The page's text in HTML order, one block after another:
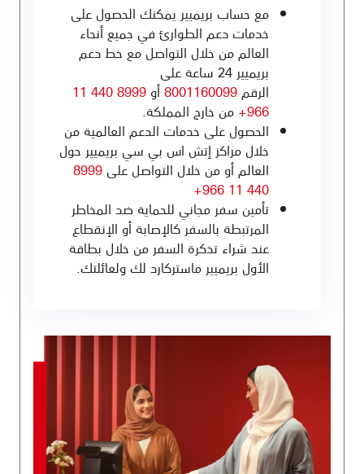
مع حساب بريميير يمكنك الحصول على
خدمات دعم الطوارئ في جميع أنحاء
العالم من خلال التواصل مع خط دعم
بريميير 24 ساعة على
الرقم8001160099أو
8999 440 11
966+ من خارج المملكة.
الحصول على خدمات الدعم العالمية من
خلال مراكز إتش اس بي سي بريميير حول
العالم أو من خلال التواصل على 8999
440 11 966+
تأمين سفر مجاني للحماية ضد المخاطر
المرتبطة بالسفر كالإصابة أو الإنقطاع
عند شراء تذكرة السفر من خلال بطاقة
الأول بريميير ماستركارد لك ولعائلتك.